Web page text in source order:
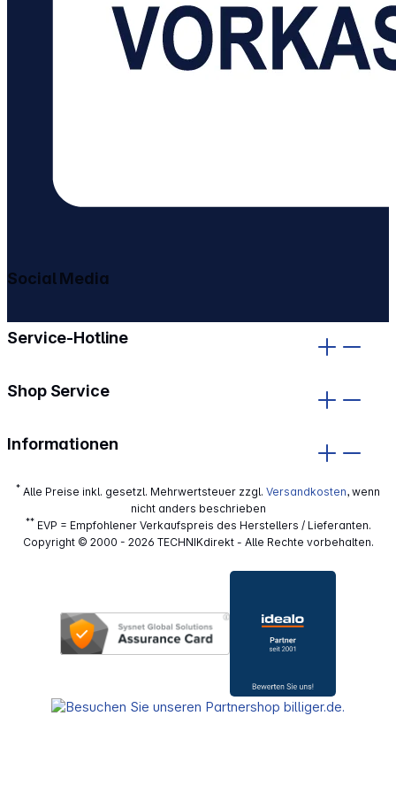
Service-Hotline
Shop Service
Informationen
Social Media
* Alle Preise inkl. gesetzl. Mehrwertsteuer zzgl. Versandkosten, wenn
nicht anders beschrieben
**EVP = Empfohlener Verkaufspreis des Herstellers / Lieferanten.
Copyright © 2000 - 2026 TECHNIKdirekt - Alle Rechte vorbehalten.